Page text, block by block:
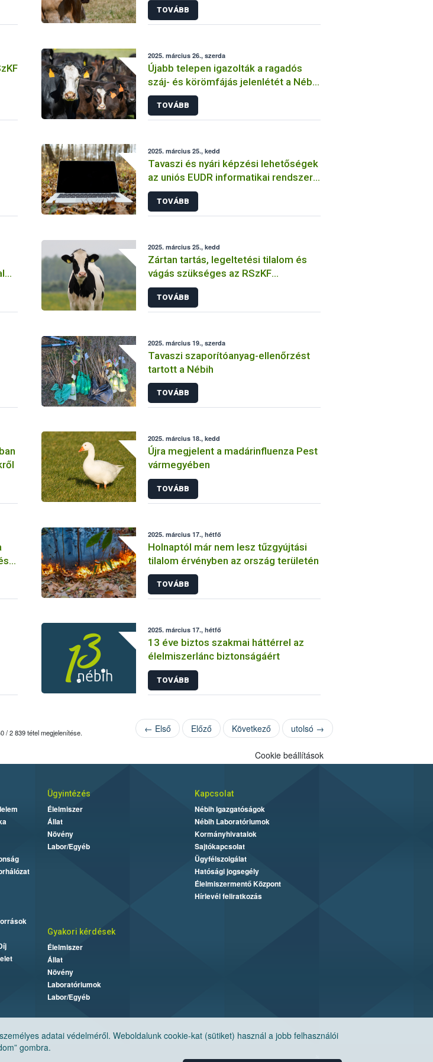
TOVÁBB
2025. március 26., szerda
Újabb telepen igazolták a ragadós
száj- és körömfájás jelenlétét a Nébih
vizsgálatai
TOVÁBB
2025. március 25., kedd
Tavaszi és nyári képzési lehetőségek
az uniós EUDR informatikai rendszer
használatára
TOVÁBB
2025. március 25., kedd
Zártan tartás, legeltetési tilalom és
vágás szükséges az RSzKF
megfékezéséhez
TOVÁBB
2025. március 19., szerda
Tavaszi szaporítóanyag-ellenőrzést
tartott a Nébih
TOVÁBB
2025. március 18., kedd
Újra megjelent a madárinfluenza Pest
vármegyében
TOVÁBB
2025. március 17., hétfő
Holnaptól már nem lesz tűzgyújtási
tilalom érvényben az ország területén
TOVÁBB
2025. március 17., hétfő
13 éve biztos szakmai háttérrel az
élelmiszerlánc biztonságáért
TOVÁBB
/ 2 839 tétel megjelenítése. ← Első Előző Következő utolsó →
adatai védelméről. Weboldalunk cookie-kat (sütiket) használ a jobb felhasználói
gombra.
Cookie beállítások
Ügyintézés
Élelmiszer
Állat
Növény
Labor/Egyéb
Kapcsolat
Nébih Igazgatóságok
Nébih Laboratóriumok
Kormányhivatalok
Sajtókapcsolat
Ügyfélszolgálat
Hatósági jogsegély
Élelmiszermentő Központ
Hírlevél feliratkozás
Gyakori kérdések
Élelmiszer
Állat
Növény
Laboratóriumok
Labor/Egyéb